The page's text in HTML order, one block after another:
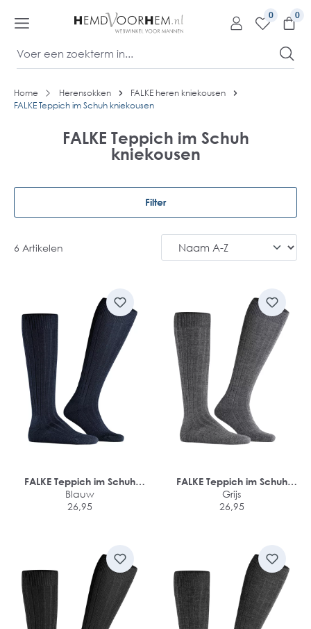
0
Home Herensokken
FALKE heren kniekousen
FALKE Teppich im Schuh kniekousen
FALKE Teppich im Schuh
kniekousen
Filter
6 Artikelen
FALKE Teppich im Schuh
heren kniekousen
Blauw
26,95
FALKE Teppich im Schuh
heren kniekousen
Grijs
26,95